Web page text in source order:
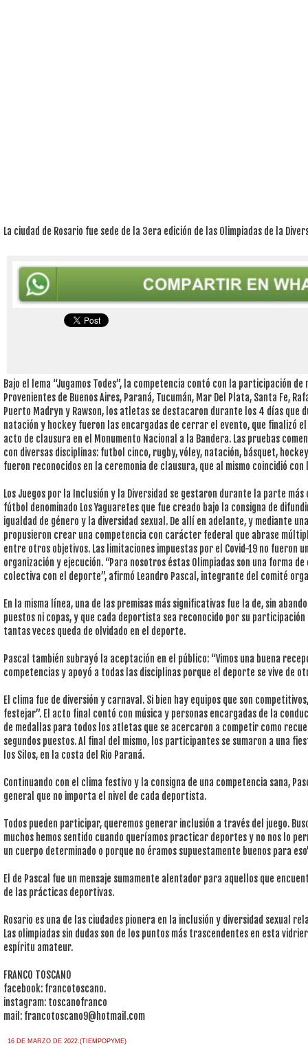
La ciudad de Rosario fue sede de la 3era edición de las Olimpiadas de la
Bajo el lema “Jugamos Todes”, la competencia contó con la participación
Provenientes de Buenos Aires, Paraná, Tucumán, Mar Del Plata, Santa Fe,
Puerto Madryn y Rawson, los atletas se destacaron durante los 4 días que
natación y hockey fueron las encargadas de cerrar el evento, que finalizó
acto de clausura en el Monumento Nacional a la Bandera. Las pruebas
con diversas disciplinas: futbol cinco, rugby, vóley, natación, básquet,
fueron reconocidos en la ceremonia de clausura, que al mismo coincidió
Los Juegos por la Inclusión y la Diversidad se gestaron durante la parte más
fútbol denominado Los Yaguaretes que fue creado bajo la consigna de
igualdad de género y la diversidad sexual. De allí en adelante, y mediante
propusieron crear una competencia con carácter federal que abrase
entre otros objetivos. Las limitaciones impuestas por el Covid-19 no fueron
organización y ejecución. “Para nosotros éstas Olimpiadas son una forma
colectiva con el deporte”, afirmó Leandro Pascal, integrante del comité
En la misma línea, una de las premisas más significativas fue la de, sin
puestos ni copas, y que cada deportista sea reconocido por su
tantas veces queda de olvidado en el deporte.
Pascal también subrayó la aceptación en el público: “Vimos una buena
competencias y apoyó a todas las disciplinas porque el deporte se vive de
El clima fue de diversión y carnaval. Si bien hay equipos que son
festejar”. El acto final contó con música y personas encargadas de la
de medallas para todos los atletas que se acercaron a competir como
segundos puestos. Al final del mismo, los participantes se sumaron a una
los Silos, en la costa del Rio Paraná.
Continuando con el clima festivo y la consigna de una competencia sana,
general que no importa el nivel de cada deportista.
Todos pueden participar, queremos generar inclusión a través del juego.
muchos hemos sentido cuando queríamos practicar deportes y no nos lo
un cuerpo determinado o porque no éramos supuestamente buenos para
El de Pascal fue un mensaje sumamente alentador para aquellos que
de las prácticas deportivas.
Rosario es una de las ciudades pionera en la inclusión y diversidad sexual
Las olimpiadas sin dudas son de los puntos más trascendentes en esta
espíritu amateur.
FRANCO TOSCANO
facebook: francotoscano.
instagram: toscanofranco
mail: francotoscano9@hotmail.com
16 DE MARZO DE 2022.(TIEMPOPYME)